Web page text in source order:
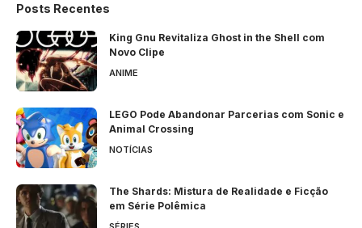
Posts Recentes
King Gnu Revitaliza Ghost in the Shell com
Novo Clipe
ANIME
LEGO Pode Abandonar Parcerias com Sonic e
Animal Crossing
NOTÍCIAS
The Shards: Mistura de Realidade e Ficção
em Série Polêmica